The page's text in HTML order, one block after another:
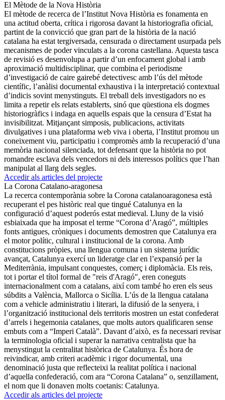
El Mètode de la Nova Història
El mètode de recerca de l’Institut Nova Història es fonamenta en
una actitud oberta, crítica i rigorosa davant la historiografia oficial,
partint de la convicció que gran part de la història de la nació
catalana ha estat tergiversada, censurada o directament usurpada pels
mecanismes de poder vinculats a la corona castellana. Aquesta tasca
de revisió es desenvolupa a partir d’un enfocament global i amb
aproximació multidisciplinar, que combina el periodisme
d’investigació de caire gairebé detectivesc amb l’ús del mètode
científic, l’anàlisi documental exhaustiva i la interpretació contextual
d’indicis sovint menystinguts. El treball dels investigadors no es
limita a repetir els relats establerts, sinó que qüestiona els dogmes
historiogràfics i indaga en aquells espais que la censura d’Estat ha
invisibilitzat. Mitjançant simposis, publicacions, activitats
divulgatives i una plataforma web viva i oberta, l’Institut promou un
coneixement viu, participatiu i compromès amb la recuperació d’una
memòria nacional silenciada, tot defensant que la història no pot
romandre esclava dels vencedors ni dels interessos polítics que l’han
manipulat al llarg dels segles.
Accedir als articles del projecte
La Corona Catalano-aragonesa
La recerca contemporània sobre la Corona catalanoaragonesa està
recuperant el pes històric real que tingué Catalunya en la
configuració d’aquest poderós estat medieval. Lluny de la visió
esbiaixada que ha imposat el terme “Corona d’Aragó”, múltiples
fonts antigues, cròniques i documents demostren que Catalunya era
el motor polític, cultural i institucional de la corona. Amb
constitucions pròpies, una llengua comuna i un sistema jurídic
avançat, Catalunya exercí un lideratge clar en l’expansió per la
Mediterrània, impulsant conquestes, comerç i diplomàcia. Els reis,
tot i portar el títol formal de "reis d'Aragó", eren coneguts
internacionalment com a catalans, així com també ho eren els seus
súbdits a València, Mallorca o Sicília. L’ús de la llengua catalana
com a vehicle administratiu i literari, la difusió de la senyera, i
l’organització institucional dels territoris mostren un estat confederat
d’arrels i hegemonia catalanes, que molts autors qualificaren sense
embuts com a “Imperi Català”. Davant d’això, es fa necessari revisar
la terminologia oficial i superar la narrativa centralista que ha
menystingut la centralitat històrica de Catalunya. És hora de
reivindicar, amb criteri acadèmic i rigor documental, una
denominació justa que reflecteixi la realitat política i nacional
d’aquella confederació, com ara “Corona Catalana” o, senzillament,
el nom que li donaven molts coetanis: Catalunya.
Accedir als articles del projecte